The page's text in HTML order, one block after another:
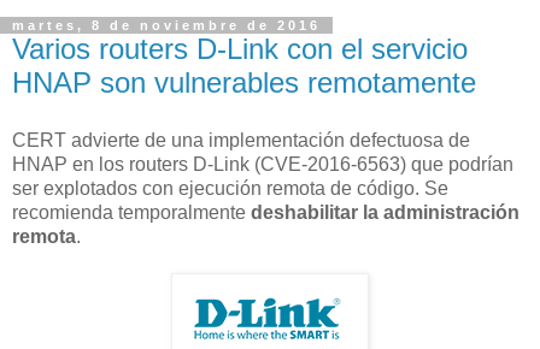
martes, 8 de noviembre de 2016
Varios routers D-Link con el servicio
HNAP son vulnerables remotamente
CERT advierte de una implementación defectuosa de
HNAP en los routers D-Link (CVE-2016-6563) que podrían
ser explotados con ejecución remota de código. Se
recomienda temporalmente deshabilitar la administración
remota.